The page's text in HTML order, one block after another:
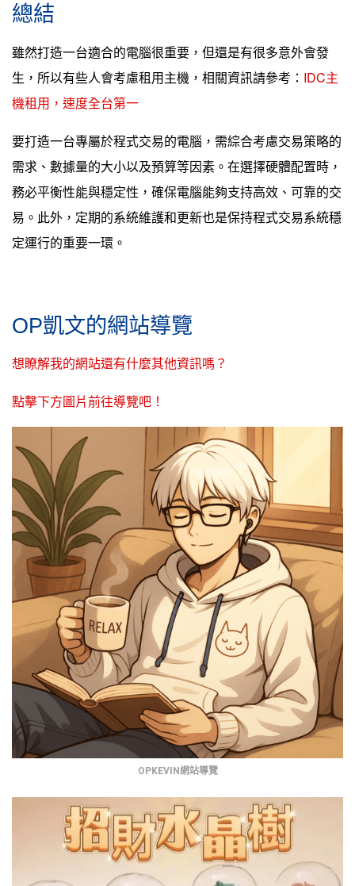
總結
雖然打造一台適合的電腦很重要，但還是有很多意外會發
生，所以有些人會考慮租用主機，相關資訊請參考： IDC主
機租用，速度全台第一
要打造一台專屬於程式交易的電腦，需綜合考慮交易策略的
需求、數據量的大小以及預算等因素。在選擇硬體配置時，
務必平衡性能與穩定性，確保電腦能夠支持高效、可靠的交
易。此外，定期的系統維護和更新也是保持程式交易系統穩
定運行的重要一環。
OP凱文的網站導覽
想瞭解我的網站還有什麼其他資訊嗎？
點擊下方圖片前往導覽吧！
OPKEVIN網站導覽